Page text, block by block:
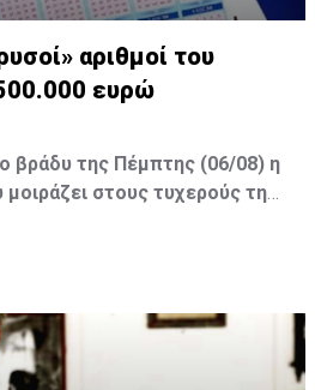
αριθμοί του
ευρώ
βράδυ της Πέμπτης (06/08) η
στους τυχερούς της
15